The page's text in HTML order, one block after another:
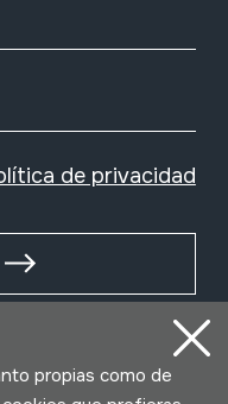
de privacidad
propias como de